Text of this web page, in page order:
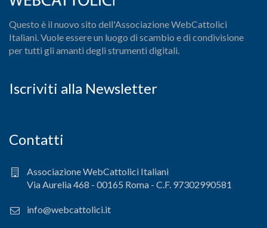
Questo è il nuovo sito dell'Associazione WebCattolici
Italiani. Vuole essere un luogo di scambio e di condivisione
per tutti gli amanti degli strumenti digitali.
Iscriviti alla Newsletter
Contatti
Associazione WebCattolici Italiani
Via Aurelia 468 - 00165 Roma - C.F. 97302990581
info@webcattolici.it